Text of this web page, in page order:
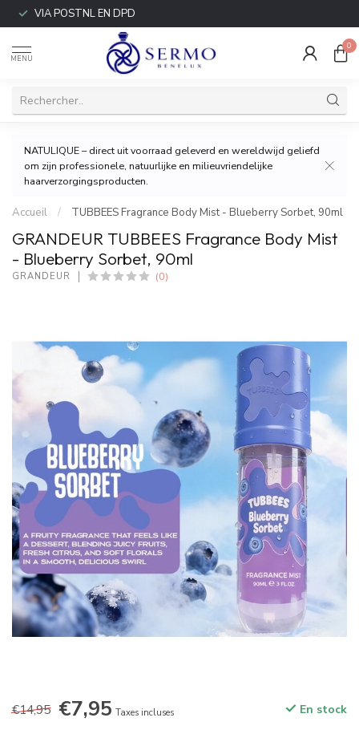
VIA POSTNL EN DPD
MENU
0
NATULIQUE – direct uit voorraad geleverd en wereldwijd geliefd
om zijn professionele, natuurlijke en milieuvriendelijke
haarverzorgingsproducten.
Accueil / TUBBEES Fragrance Body Mist - Blueberry Sorbet, 90ml
GRANDEUR TUBBEES Fragrance Body Mist
- Blueberry Sorbet, 90ml
GRANDEUR (0)
€14,95 €7,95 Taxes incluses En stock